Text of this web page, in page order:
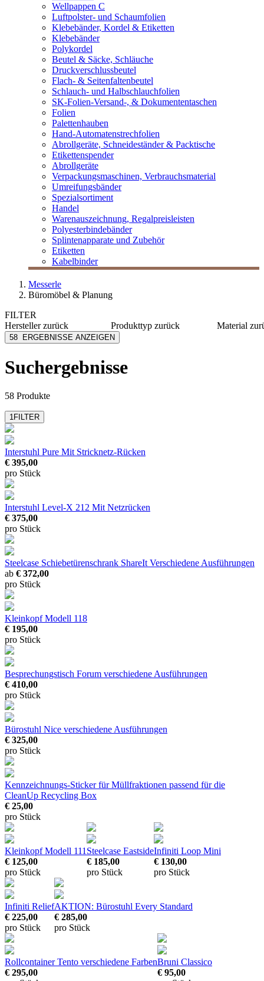
Wellpappen C
Luftpolster- und Schaumfolien
Klebebänder, Kordel & Etiketten
Klebebänder
Polykordel
Beutel & Säcke, Schläuche
Druckverschlussbeutel
Flach- & Seitenfaltenbeutel
Schlauch- und Halbschlauchfolien
SK-Folien-Versand-, & Dokumententaschen
Folien
Palettenhauben
Hand-Automatenstrechfolien
Abrollgeräte, Schneideständer & Packtische
Etikettenspender
Abrollgeräte
Verpackungsmaschinen, Verbrauchsmaterial
Umreifungsbänder
Spezialsortiment
Handel
Warenauszeichnung, Regalpreisleisten
Polyesterbindebänder
Splintenapparate und Zubehör
Etiketten
Kabelbinder
Messerle
Büromöbel & Planung
FILTER
Herstellerzurück
Aeris Sitzmöbel
HAG
Infiniti
mehr anzeigen
Produkttyp zurück
Besucherstühle
Material
58 ERGEBNISSE ANZEIGEN
Suchergebnisse
58 Produkte
1FILTER
Interstuhl Pure Mit Stricknetz-Rücken
€ 395,00
pro Stück
Interstuhl Level-X 212 Mit Netzrücken
€ 375,00
pro Stück
Steelcase Schiebetürenschrank ShareIt Verschiedene Ausführungen
ab € 372,00
pro Stück
Kleinkopf Modell 118
€ 195,00
pro Stück
Besprechungstisch Forum verschiedene Ausführungen
€ 410,00
pro Stück
Bürostuhl Nice verschiedene Ausführungen
€ 325,00
pro Stück
Kennzeichnungs-Sticker für Müllfraktionen passend für die
CleanUp Recycling Box
€ 25,00
pro Stück
Kleinkopf Modell 111
€ 125,00
pro Stück
Steelcase Eastside
€ 185,00
pro Stück
Infiniti Loop Mini
€ 130,00
pro Stück
Infiniti Relief
€ 225,00
pro Stück
AKTION: Bürostuhl Every Standard
€ 285,00
pro Stück
Rollcontainer Tento verschiedene Farben
€ 295,00
Bruni Classico
€ 95,00